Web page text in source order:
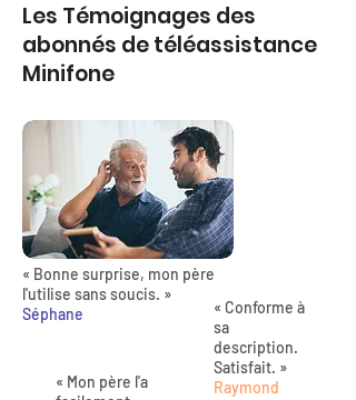
Les Témoignages des
abonnés de téléassistance
Minifone
« Bonne surprise, mon père
l'utilise sans soucis. »
Séphane
« Mon père l'a
« Conforme à
sa
description.
Satisfait. »
Raymond